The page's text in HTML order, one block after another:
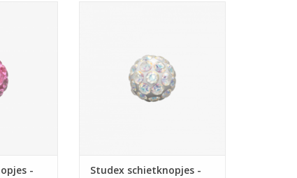
-
Studex schietknopjes -